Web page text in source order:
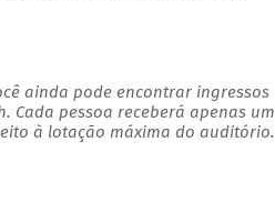
ainda pode encontrar ingressos
Cada pessoa receberá apenas um
à lotação máxima do auditório.